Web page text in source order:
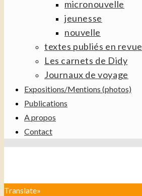
micronouvelle
jeunesse
nouvelle
textes publiés en revue
Les carnets de Didy
Journaux de voyage
Expositions/Mentions (photos)
Publications
A propos
Contact
Translate»